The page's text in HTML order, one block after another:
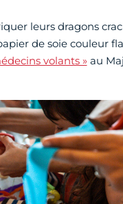
leurs dragons
de soie couleur
volants »au